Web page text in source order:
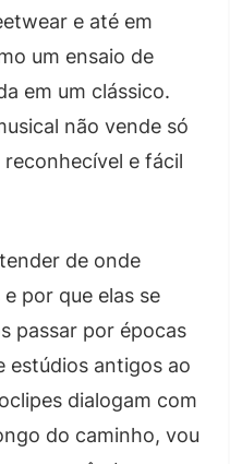
e até em
um ensaio de
em um clássico.
não vende só
reconhecível e fácil
de onde
por que elas se
passar por épocas
estúdios antigos ao
dialogam com
do caminho, vou